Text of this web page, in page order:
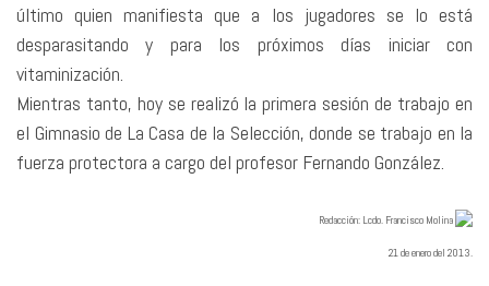
último quien manifiesta que a los jugadores se lo está
desparasitando y para los próximos días iniciar con
vitaminización.
Mientras tanto, hoy se realizó la primera sesión de trabajo en
el Gimnasio de La Casa de la Selección, donde se trabajo en la
fuerza protectora a cargo del profesor Fernando González.
Redacción: Lcdo. Francisco Molina
21 de enero del 2013.